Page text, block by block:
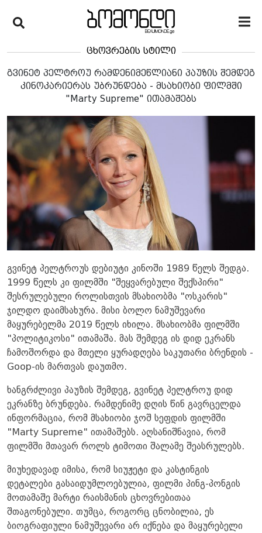
ცხოვრების სტილი
გვინეტ პელტროუ რამდენიმეწლიანი პაუზის შემდეგ
კინოკარიერას უბრუნდება - მსახიობი ფილმში
"Marty Supreme" ითამაშებს
გვინეტ პელტროუს დებიუტი კინოში 1989 წელს შედგა.
1999 წელს კი ფილმში "შეყვარებული შექსპირი"
შესრულებული როლისთვის მსახიობმა "ოსკარის"
ჯილდო დაიმსახურა. მისი ბოლო ნამუშევარი
მაყურებელმა 2019 წელს იხილა. მსახიობმა ფილმში
"პოლიტიკოსი" ითამაშა. მას შემდეგ ის დიდ ეკრანს
ჩამოშორდა და მთელი ყურადღება საკუთარი ბრენდის -
Goop-ის მართვას დაუთმო.
ხანგრძლივი პაუზის შემდეგ, გვინეტ პელტროუ დიდ
ეკრანზე ბრუნდება. რამდენიმე დღის წინ გავრცელდა
ინფორმაცია, რომ მსახიობი ჯოშ სეფდის ფილმში
"Marty Supreme" ითამაშებს. აღსანიშნავია, რომ
ფილმში მთავარ როლს ტიმოთი შალამე შეასრულებს.
მიუხედავად იმისა, რომ სიუჟეტი და კასტინგის
დეტალები გასაიდუმლოებულია, ფილმი პინგ-პონგის
მოთამაშე მარტი რაისმანის ცხოვრებითაა
შთაგონებული. თუმცა, როგორც ცნობილია, ეს
ბიოგრაფიული ნამუშევარი არ იქნება და მაყურებელი